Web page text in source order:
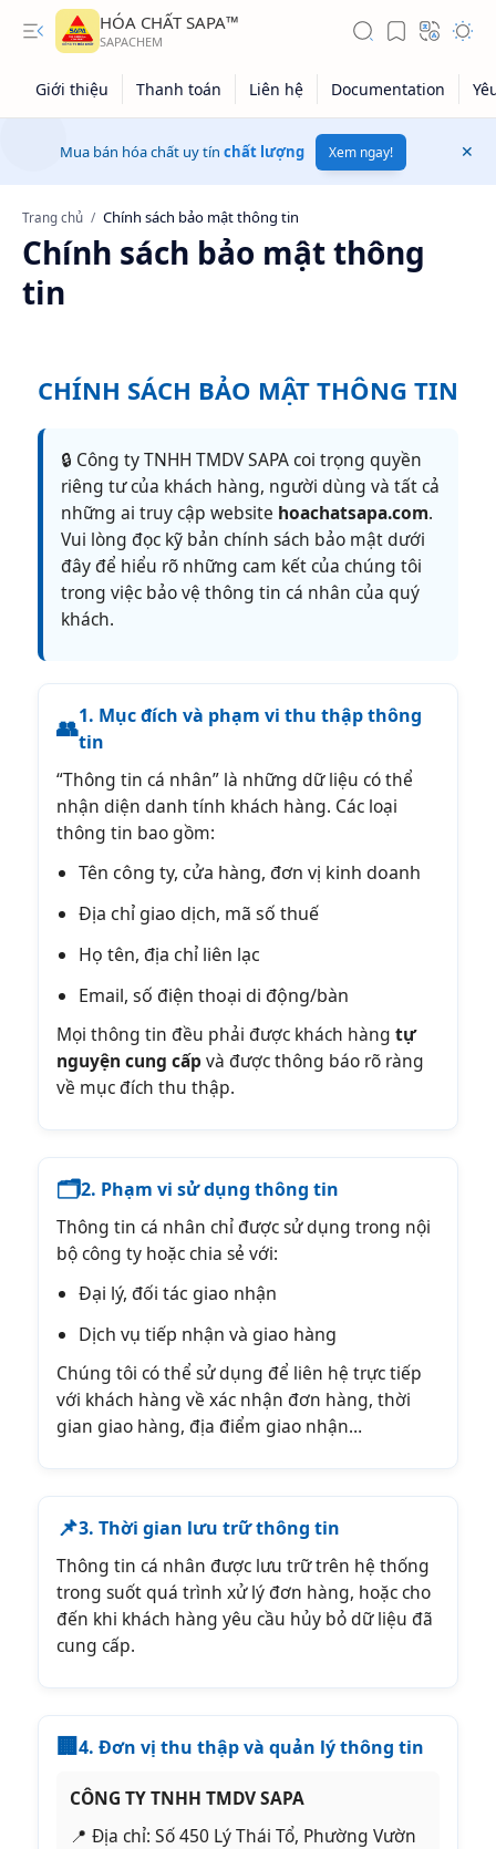
HÓA CHẤT SAPA™
Giá dầu thô
Kiến thức tổng hợp
Danh mục sản phẩm
Mua bán hóa chất uy tín chất lượng Xem ngay!
Trang chủ
Chính sách bảo mật thông
tin
CHÍNH SÁCH BẢO MẬT THÔNG TIN
🔒 Công ty TNHH TMDV SAPA coi trọng quyền
riêng tư của khách hàng, người dùng và tất cả
những ai truy cập website hoachatsapa.com.
Vui lòng đọc kỹ bản chính sách bảo mật dưới
đây để hiểu rõ những cam kết của chúng tôi
trong việc bảo vệ thông tin cá nhân của quý
khách.
👥1. Mục đích và phạm vi thu thập thông
tin
“Thông tin cá nhân” là những dữ liệu có thể
nhận diện danh tính khách hàng. Các loại
thông tin bao gồm:
Tên công ty, cửa hàng, đơn vị kinh doanh
Địa chỉ giao dịch, mã số thuế
Họ tên, địa chỉ liên lạc
Email, số điện thoại di động/bàn
Mọi thông tin đều phải được khách hàng tự
nguyện cung cấp và được thông báo rõ ràng
về mục đích thu thập.
🗂️2. Phạm vi sử dụng thông tin
Thông tin cá nhân chỉ được sử dụng trong nội
bộ công ty hoặc chia sẻ với:
Đại lý, đối tác giao nhận
Dịch vụ tiếp nhận và giao hàng
Chúng tôi có thể sử dụng để liên hệ trực tiếp
với khách hàng về xác nhận đơn hàng, thời
gian giao hàng, địa điểm giao nhận…
📌3. Thời gian lưu trữ thông tin
Thông tin cá nhân được lưu trữ trên hệ thống
trong suốt quá trình xử lý đơn hàng, hoặc cho
đến khi khách hàng yêu cầu hủy bỏ dữ liệu đã
cung cấp.
🏢 4. Đơn vị thu thập và quản lý thông tin
CÔNG TY TNHH TMDV SAPA
📍 Địa chỉ: Số 450 Lý Thái Tổ, Phường Vườn